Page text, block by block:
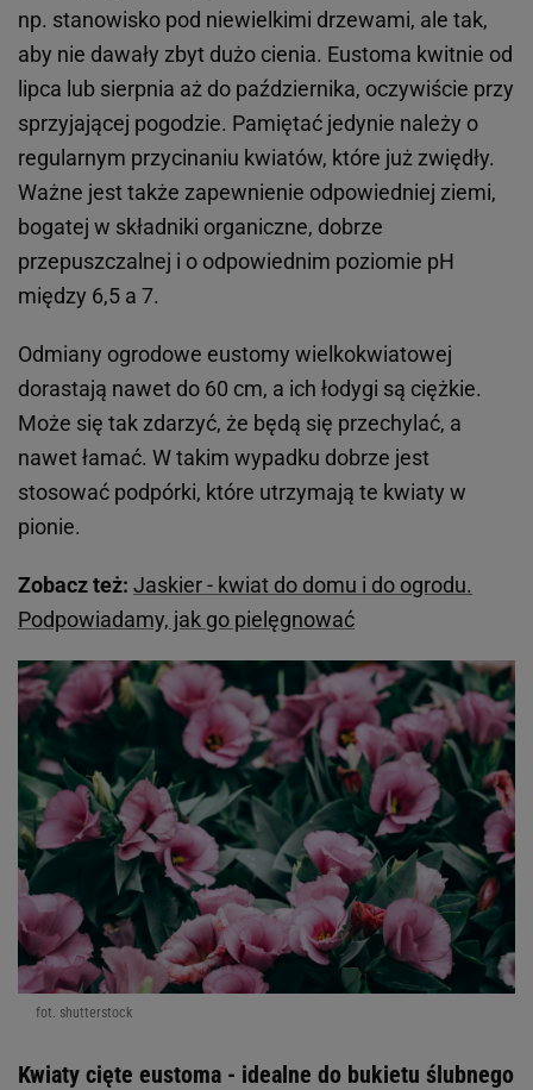
np. stanowisko pod niewielkimi drzewami, ale tak,
aby nie dawały zbyt dużo cienia. Eustoma kwitnie od
lipca lub sierpnia aż do października, oczywiście przy
sprzyjającej pogodzie. Pamiętać jedynie należy o
regularnym przycinaniu kwiatów, które już zwiędły.
Ważne jest także zapewnienie odpowiedniej ziemi,
bogatej w składniki organiczne, dobrze
przepuszczalnej i o odpowiednim poziomie pH
między 6,5 a 7.
Odmiany ogrodowe eustomy wielkokwiatowej
dorastają nawet do 60 cm, a ich łodygi są ciężkie.
Może się tak zdarzyć, że będą się przechylać, a
nawet łamać. W takim wypadku dobrze jest
stosować podpórki, które utrzymają te kwiaty w
pionie.
Zobacz też: Jaskier - kwiat do domu i do ogrodu.
Podpowiadamy, jak go pielęgnować
fot. shutterstock
Kwiaty cięte eustoma - idealne do bukietu ślubnego